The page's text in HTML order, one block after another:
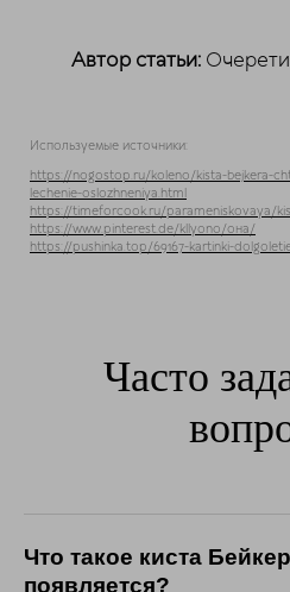
Автор статьи:
Используемые источники:
https://nogostop.ru/koleno/kista-bejkera-
lechenie-oslozhneniya.html
https://timeforcook.ru/parameniskovaya/
https://www.pinterest.de/kllyono/она/
https://pushinka.top/69167-kartinki-
Часто
Что такое киста
появляется?